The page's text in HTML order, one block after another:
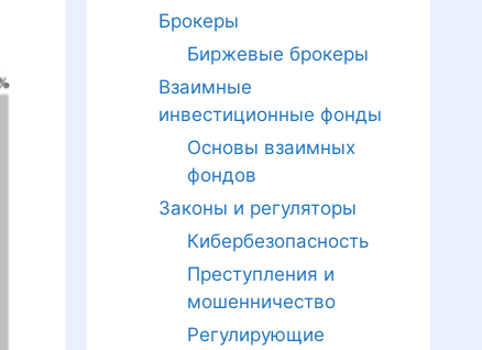
Брокеры
Биржевые брокеры
Взаимные
инвестиционные фонды
Основы взаимных
фондов
Законы и регуляторы
Кибербезопасность
Преступления и
мошенничество
Регулирующие